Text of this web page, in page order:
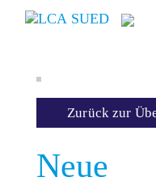
Zurück zur
Neue